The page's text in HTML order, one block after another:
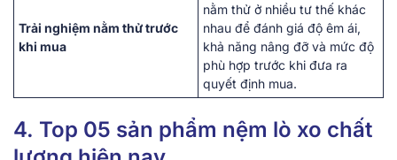
Trải nghiệm nằm thử trước
khi mua
nằm thử ở nhiều tư thế khác
nhau để đánh giá độ êm ái,
khả năng nâng đỡ và mức độ
phù hợp trước khi đưa ra
quyết định mua.
4. Top 05 sản phẩm nệm lò xo chất